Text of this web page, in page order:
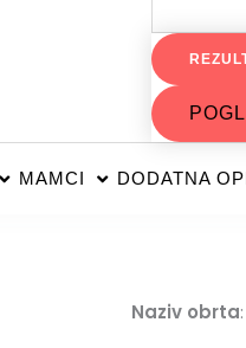
MAMCI DODATNA
Naziv obrta